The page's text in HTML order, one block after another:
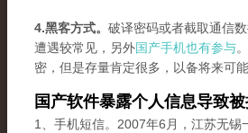
4.黑客方式。 破译密码或者截取通信
遭遇较常见，另外国产手机也有参与
密，但是存量肯定很多，以备将来可能
国产软件暴露个人信息导致
1、手机短信。2007年6月，江苏无